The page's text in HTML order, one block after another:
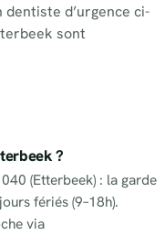
d’urgence ci-
sont
?
(Etterbeek) : la garde
fériés (9–18h).
via